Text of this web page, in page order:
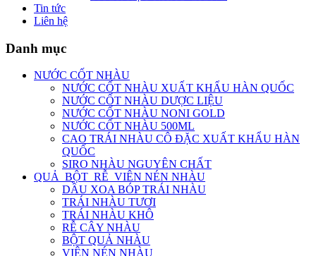
Tin tức
Liên hệ
Danh mục
NƯỚC CỐT NHÀU
NƯỚC CỐT NHÀU XUẤT KHẨU HÀN QUỐC
NƯỚC CỐT NHÀU DƯỢC LIỆU
NƯỚC CỐT NHÀU NONI GOLD
NƯỚC CỐT NHÀU 500ML
CAO TRÁI NHÀU CÔ ĐẶC XUẤT KHẨU HÀN
QUỐC
SIRO NHÀU NGUYÊN CHẤT
QUẢ_BỘT_RỄ_VIÊN NÉN NHÀU
DẦU XOA BÓP TRÁI NHÀU
TRÁI NHÀU TƯƠI
TRÁI NHÀU KHÔ
RỄ CÂY NHÀU
BỘT QUẢ NHÀU
VIÊN NÉN NHÀU